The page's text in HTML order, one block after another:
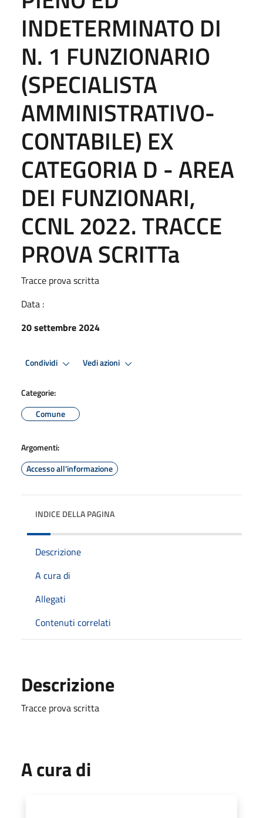
INDETERMINATO DI
N. 1 FUNZIONARIO
(SPECIALISTA
AMMINISTRATIVO-
CONTABILE) EX
CATEGORIA D - AREA
DEI FUNZIONARI,
CCNL 2022. TRACCE
PROVA SCRITTa
Tracce prova scritta
Data :
20 settembre 2024
Condividi Vedi azioni
Categorie:
Comune
Argomenti:
Accesso all'informazione
INDICE DELLA PAGINA
Descrizione
A cura di
Allegati
Contenuti correlati
Descrizione
Tracce prova scritta
A cura di